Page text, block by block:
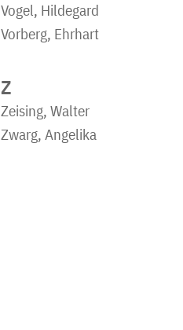
Vogel, Hildegard
Vorberg, Ehrhart
Z
Zeising, Walter
Zwarg, Angelika